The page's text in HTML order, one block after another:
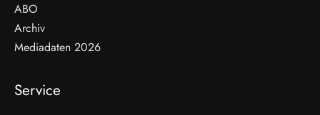
ABO
Archiv
Mediadaten 2026
Service